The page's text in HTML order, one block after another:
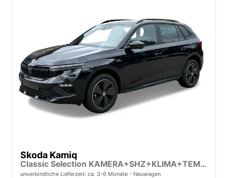
Skoda Kamiq
Classic Selection KAMERA+SHZ+KLIMA+TEMPOMAT+LED+16" LM
unverbindliche Lieferzeit: ca. 3-6 Monate Neuwagen